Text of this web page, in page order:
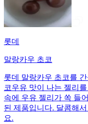
롯데
말랑카우 초코
롯데 말랑카우 초코를
코우유 맛이 나는 젤리
속에 우유 젤리가 쏙 들
된 제품입니다. 달콤해
요.